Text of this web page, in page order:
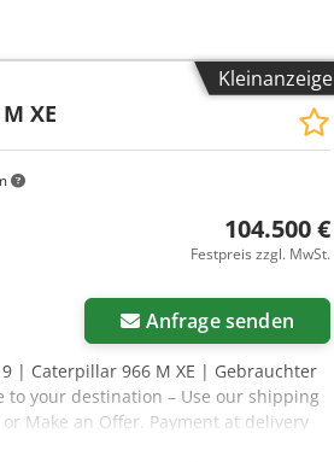
Kleinanzeige
XE
104.500 €
Festpreis zzgl. MwSt.
Anfrage senden
| Caterpillar 966 M XE | Gebrauchter
to your destination – Use our shipping
Make an Offer. Payment at delivery
Am Rek 👷‍♂️ Inspected by an